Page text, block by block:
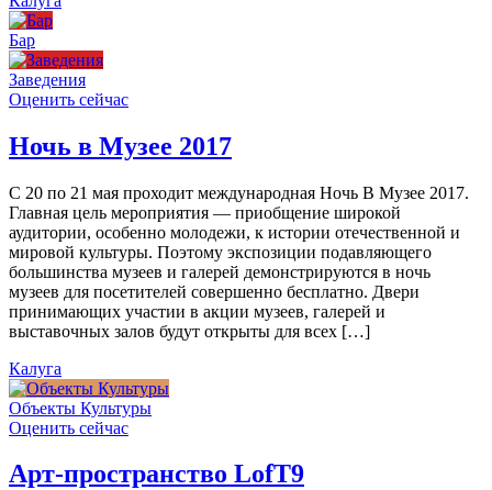
Бар
Заведения
Оценить сейчас
Ночь в Музее 2017
С 20 по 21 мая проходит международная Ночь В Музее 2017.
Главная цель мероприятия — приобщение широкой
аудитории, особенно молодежи, к истории отечественной и
мировой культуры. Поэтому экспозиции подавляющего
большинства музеев и галерей демонстрируются в ночь
музеев для посетителей совершенно бесплатно. Двери
принимающих участии в акции музеев, галерей и
выставочных залов будут открыты для всех […]
Калуга
Объекты Культуры
Оценить сейчас
Арт-пространство LofT9